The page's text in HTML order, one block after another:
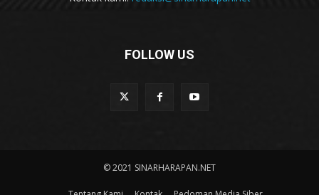
FOLLOW US
© 2021 SINARHARAPAN.NET